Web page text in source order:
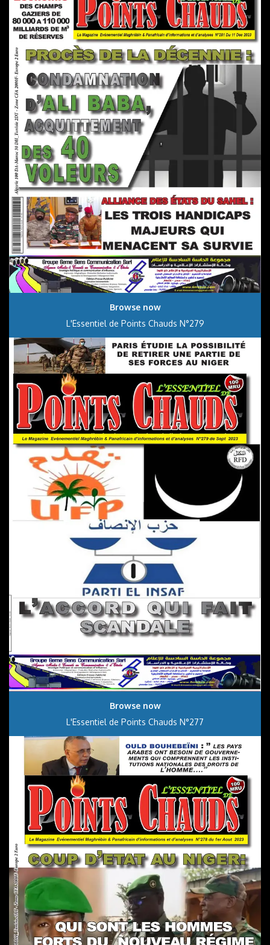
Browse now
L'Essentiel de Points Chauds N°279
Browse now
L'Essentiel de Points Chauds N°277